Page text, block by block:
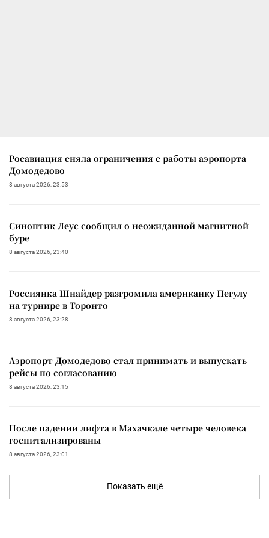
Росавиация сняла ограничения с работы аэропорта
Домодедово
8 августа 2026, 23:53
Синоптик Леус сообщил о неожиданной магнитной
буре
8 августа 2026, 23:40
Россиянка Шнайдер разгромила американку Пегулу
на турнире в Торонто
8 августа 2026, 23:28
Аэропорт Домодедово стал принимать и выпускать
рейсы по согласованию
8 августа 2026, 23:15
После падении лифта в Махачкале четыре человека
госпитализированы
8 августа 2026, 23:01
Показать ещё